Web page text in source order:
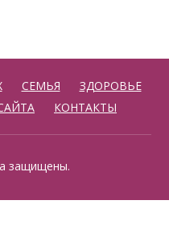
СЕМЬЯ
ЗДОРОВЬЕ
КОНТАКТЫ
защищены.